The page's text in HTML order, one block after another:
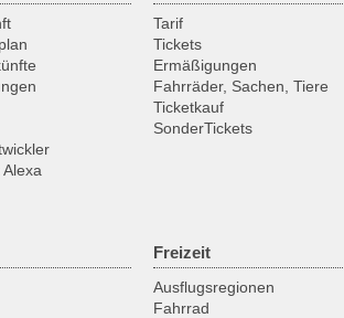
Tarif
Tickets
Ermäßigungen
Fahrräder, Sachen, Tiere
Ticketkauf
SonderTickets
Freizeit
Ausflugsregionen
Fahrrad